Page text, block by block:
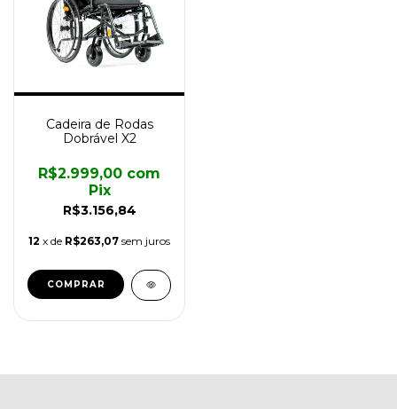
Cadeira de Rodas
Dobrável X2
R$3.156,84
R$2.999,00 com
Pix
12 x de R$263,07 sem juros
COMPRAR